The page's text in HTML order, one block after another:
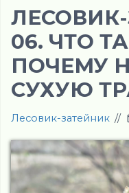
06. ЧТО
ПОЧЕМУ
СУХУЮ
Лесовик-затейник //